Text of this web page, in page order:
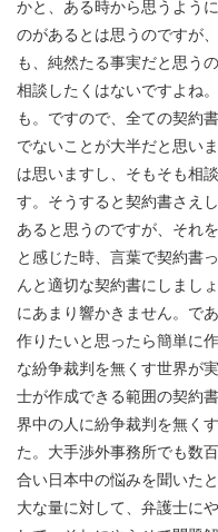
かと、ある時から思うよう
のがあるとは思うのですが
も、純然たる事実だと思う
相談したくはないですよね
も。ですので、全ての契約
でないことが大半だと思い
は思いますし、そもそも相
す。そうすると契約書さえ
あると思うのですが、それ
と感じた時、言葉で契約書
んと適切な契約書にしまし
にあまり響かきません。で
作りたいと思ったら簡単に
な紛争裁判を無くす世界が
士が作成できる範囲の契約
界中の人に紛争裁判を無く
た。大手渉外事務所でも数
合い日本中の悩みを聞いた
大な量に対して、弁護士に